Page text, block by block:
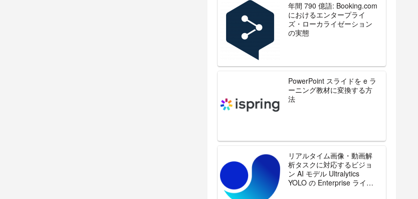
年間 790 億語: Booking.com
におけるエンタープライ
ズ・ローカライゼーション
の実態
PowerPoint スライドを e ラ
ーニング教材に変換する方
法
リアルタイム画像・動画解
析タスクに対応するビジョ
ン AI モデル Ultralytics
YOLO の Enterprise ライセ